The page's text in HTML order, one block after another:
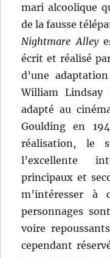
mari alcoolique
de la fausse
Nightmare Alley
écrit et réalisé
d’une
William Lindsay
adapté au
Goulding en
réalisation, le
l’excellente
principaux et
m’intéresser
personnages
voire
cependant